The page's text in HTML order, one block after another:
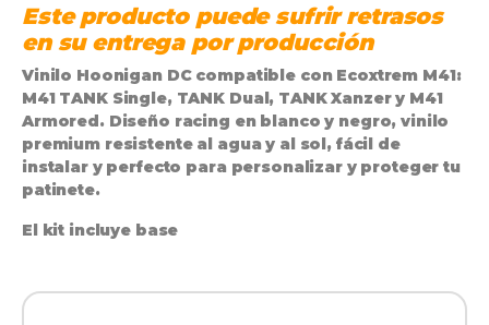
Este producto puede sufrir retrasos
en su entrega por producción
Vinilo Hoonigan DCcompatible con Ecoxtrem M41:
M41 TANK Single, TANK Dual, TANK Xanzer y M41
Armored. Diseño racing en blanco y negro, vinilo
premium resistente al agua y al sol, fácil de
instalar y perfecto para personalizar y proteger tu
patinete.
El kit incluye base